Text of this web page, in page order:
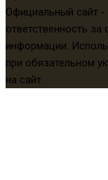
Официальный сайт -
ответственность
информации.
при обязательном
на сайт.